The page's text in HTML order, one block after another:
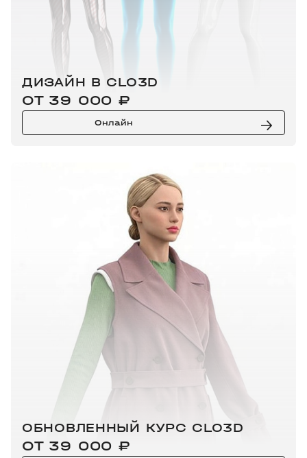
ДИЗАЙН В CLO3D
ОТ 39 000 ₽
Онлайн
ОБНОВЛЕННЫЙ КУРС CLO3D
ОТ 39 000 ₽